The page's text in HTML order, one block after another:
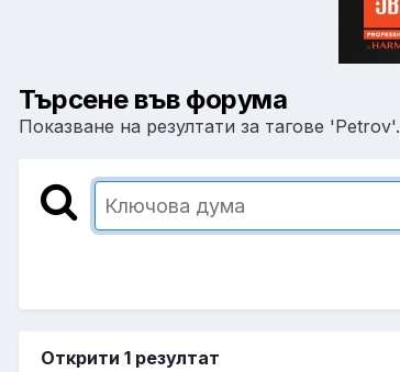
Търсене във форума
Показване на резултати за тагове 'Petrov'.
Открити 1 резултат